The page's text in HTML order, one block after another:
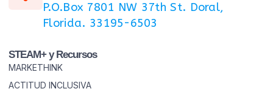
P.O.Box 7801 NW 37th St. Doral,
Florida. 33195-6503
STEAM+ y Recursos
MARKETHINK
ACTITUD INCLUSIVA